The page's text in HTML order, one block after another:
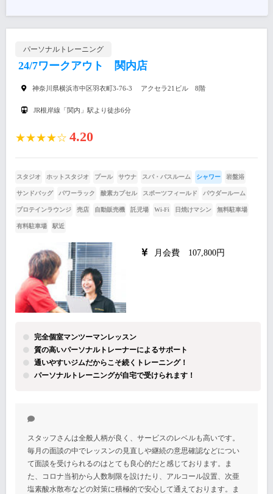
パーソナルトレーニング
24/7ワークアウト 関内店
神奈川県横浜市中区羽衣町3-76-3 アクセラ21ビル 8階
JR根岸線「関内」駅より徒歩6分
★★★★☆ 4.20
スタジオ ホットスタジオ プール サウナ スパ・バスルーム シャワー 岩盤浴
サンドバッグ パワーラック 酸素カプセル スポーツフィールド パウダールーム
プロテインラウンジ 売店 自動販売機 託児場 Wi-Fi 日焼けマシン 無料駐車場
有料駐車場 駅近
月会費 107,800円
完全個室マンツーマンレッスン
質の高いパーソナルトレーナーによるサポート
通いやすいジムだからこそ続くトレーニング！
パーソナルトレーニングが自宅で受けられます！
スタッフさんは全般人柄が良く、サービスのレベルも高いです。
毎月の面談の中でレッスンの見直しや継続の意思確認などについ
て面談を受けられるのはとても良心的だと感じております。ま
た、コロナ当初から人数制限を設けたり、アルコール設置、次亜
塩素酸水散布などの対策に積極的で安心して通えております。ま